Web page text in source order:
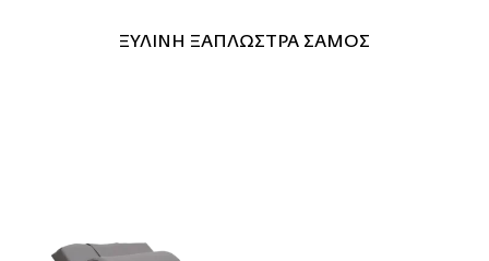
ΞΥΛΙΝΗ ΞΑΠΛΩΣΤΡΑ ΣΑΜΟΣ